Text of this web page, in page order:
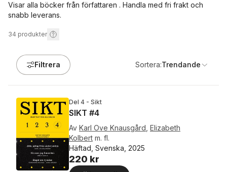
Visar alla böcker från författaren . Handla med fri frakt och
snabb leverans.
34 produkter
Filtrera Sortera:Trendande
Del 4 - Sikt
SIKT #4
Av Karl Ove Knausgård Elizabeth
Kolbert m. fl.
Häftad, Svenska, 2025
220 kr